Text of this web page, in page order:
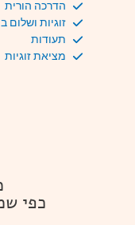
הדרכה הורית
זוגיות ושלום
תעודות
מציאת זוגיות
כפי